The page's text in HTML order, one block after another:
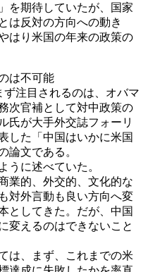
を期待していたが、国家
は反対の方向への動き
はり米国の年来の政策の
は不可能
注目されるのは、オバマ
次官補として対中政策の
氏が大手外交誌フォーリ
した「中国はいかに米国
論文である。
うに述べていた。
業的、外交的、文化的な
対外言動も良い方向へ変
としてきた。だが、中国
変えるのはできないこと
は、まず、これまでの米